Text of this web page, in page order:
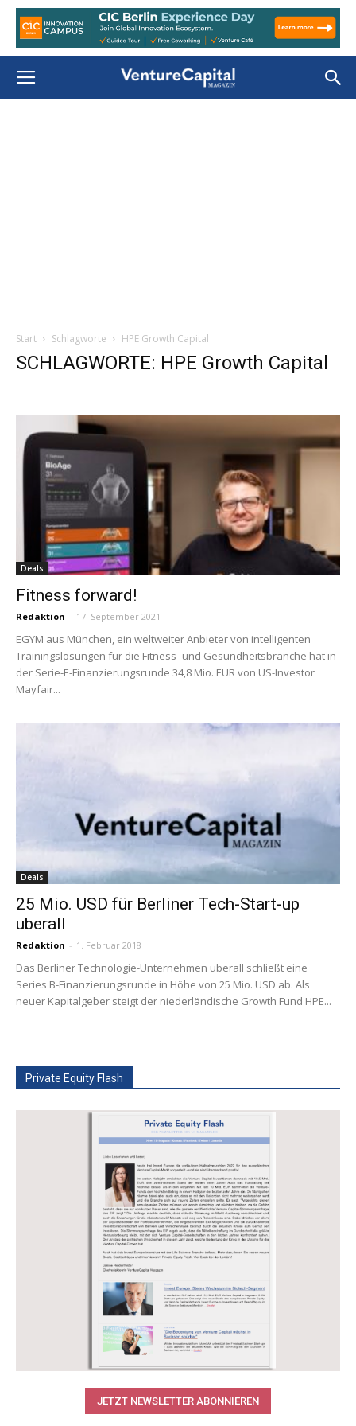
Start Schlagworte HPE Growth Capital
SCHLAGWORTE: HPE Growth Capital
Deals
Fitness forward!
Redaktion - 17. September 2021
EGYM aus München, ein weltweiter Anbieter von intelligenten
Trainingslösungen für die Fitness- und Gesundheitsbranche hat in
der Serie-E-Finanzierungsrunde 34,8 Mio. EUR von US-Investor
Mayfair...
Deals
25 Mio. USD für Berliner Tech-Start-up
uberall
Redaktion - 1. Februar 2018
Das Berliner Technologie-Unternehmen uberall schließt eine
Series B-Finanzierungsrunde in Höhe von 25 Mio. USD ab. Als
neuer Kapitalgeber steigt der niederländische Growth Fund HPE...
Private Equity Flash
JETZT NEWSLETTER ABONNIEREN